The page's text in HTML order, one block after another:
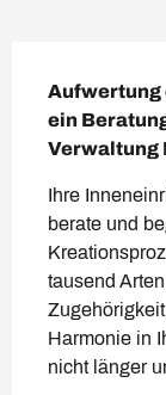
Aufwertung
ein
Verwaltung
Ihre
berate und
tausend
Harmonie in
nicht länger